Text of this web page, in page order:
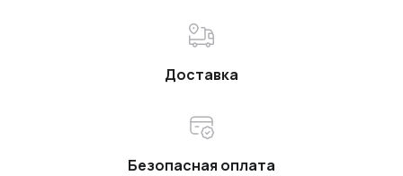
Доставка
Безопасная оплата